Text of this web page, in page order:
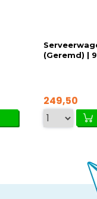
(Geremd) |
249,50